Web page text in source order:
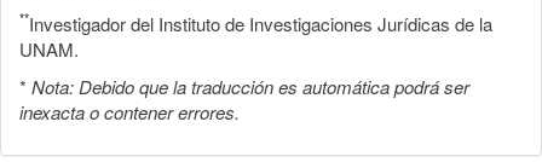
**Investigador del Instituto de Investigaciones Jurídicas de la
UNAM.
* Nota: Debido que la traducción es automática podrá ser
inexacta o contener errores.